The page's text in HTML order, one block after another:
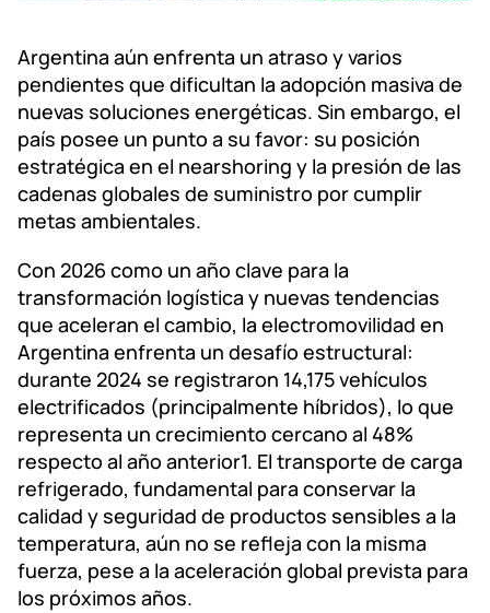
Argentina aún enfrenta un atraso y varios
pendientes que dificultan la adopción masiva de
nuevas soluciones energéticas. Sin embargo, el
país posee un punto a su favor: su posición
estratégica en el nearshoring y la presión de las
cadenas globales de suministro por cumplir
metas ambientales.
Con 2026 como un año clave para la
transformación logística y nuevas tendencias
que aceleran el cambio, la electromovilidad en
Argentina enfrenta un desafío estructural:
durante 2024 se registraron 14,175 vehículos
electrificados (principalmente híbridos), lo que
representa un crecimiento cercano al 48%
respecto al año anterior1. El transporte de carga
refrigerado, fundamental para conservar la
calidad y seguridad de productos sensibles a la
temperatura, aún no se refleja con la misma
fuerza, pese a la aceleración global prevista para
los próximos años.